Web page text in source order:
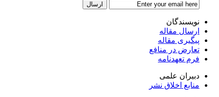
نویسندگان
ارسال مقاله
پیگیری مقاله
تعارض در منافع
فرم تعهدنامه
دبیران علمی
منابع اخلاق نشر